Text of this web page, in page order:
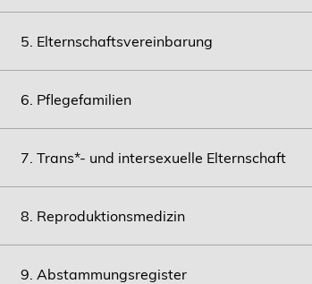
5. Elternschaftsvereinbarung
6. Pflegefamilien
7. Trans*- und intersexuelle Elternschaft
8. Reproduktionsmedizin
9. Abstammungsregister